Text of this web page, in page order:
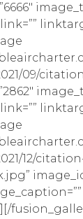
09/
12/